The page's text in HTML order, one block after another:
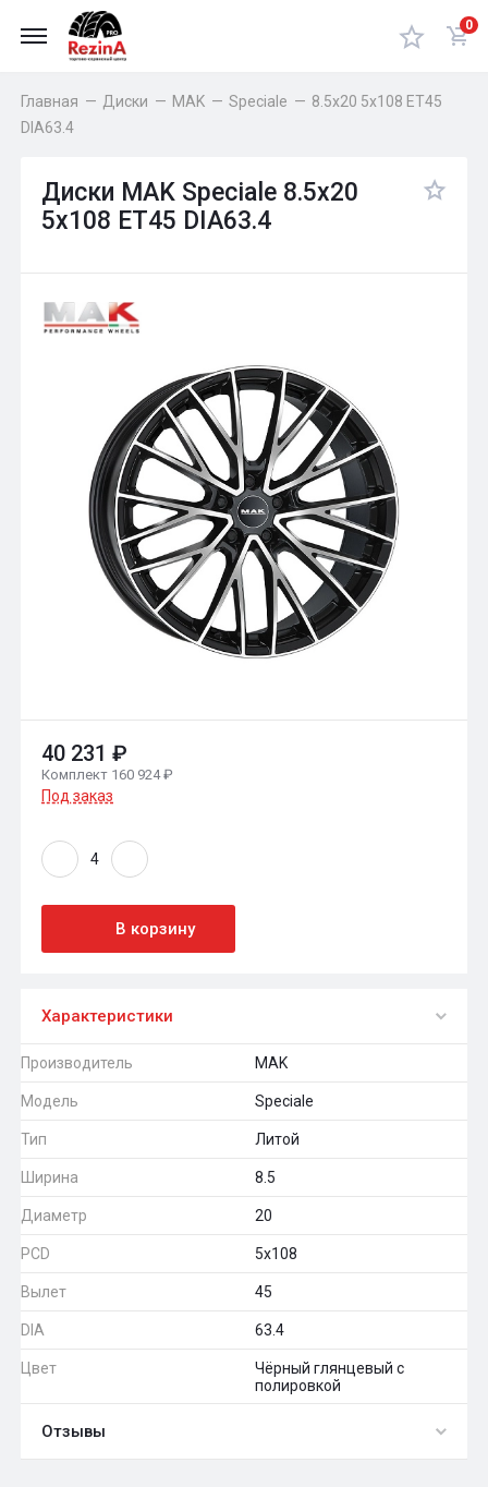
0
Главная — Диски — MAK — Speciale — 8.5x20 5x108 ET45
DIA63.4
Диски MAK Speciale 8.5x20
5x108 ET45 DIA63.4
40 231 ₽
Комплект 160 924 ₽
Под заказ
В корзину
Характеристики
Производитель MAK
Модель Speciale
Тип Литой
Ширина 8.5
Диаметр 20
PCD 5x108
Вылет 45
DIA 63.4
Цвет
Чёрный глянцевый с
полировкой
Отзывы